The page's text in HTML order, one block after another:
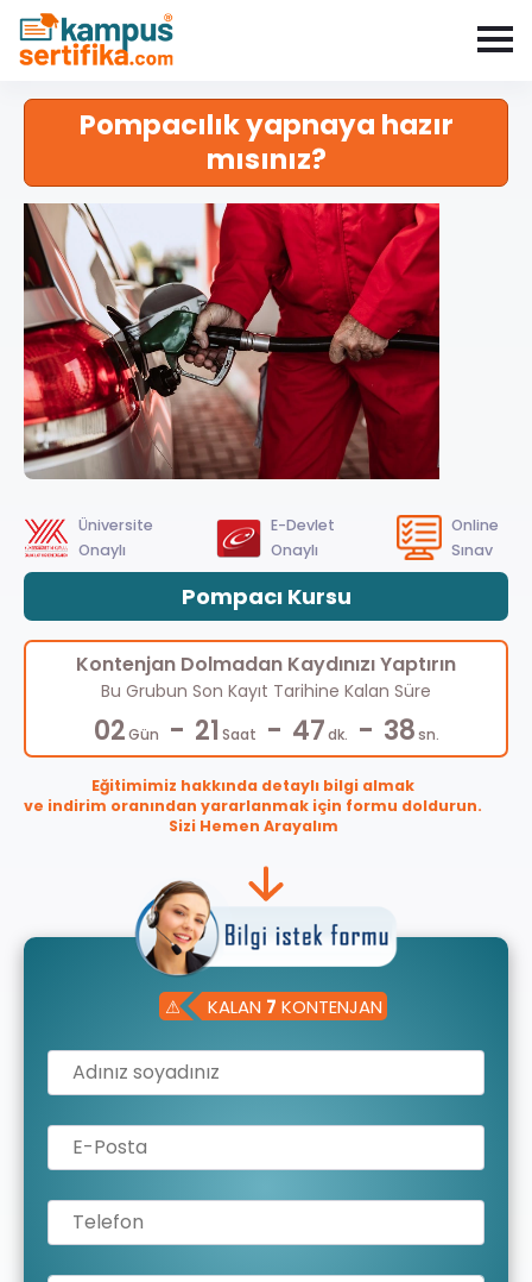
Pompacılık yapnaya hazır
mısınız?
Üniversite
Onaylı
E-Devlet
Onaylı
Online
Sınav
Pompacı Kursu
Kontenjan Dolmadan Kaydınızı Yaptırın
Bu Grubun Son Kayıt Tarihine Kalan Süre
02Gün - 21 Saat - 47dk. - 37sn.
Eğitimimiz hakkında detaylı bilgi almak
ve indirim oranından yararlanmak için formu doldurun.
Sizi Hemen Arayalım
⚠ KALAN 7 KONTENJAN